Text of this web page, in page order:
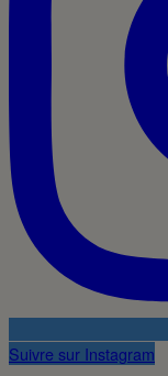
Suivre sur Instagram